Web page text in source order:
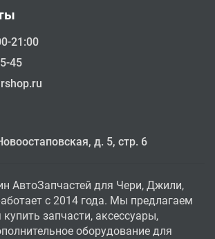
21:00
45
д. 5, стр. 6
АвтоЗапчастей для Чери, Джили,
с 2014 года. Мы предлагаем
запчасти, аксессуары,
оборудование для